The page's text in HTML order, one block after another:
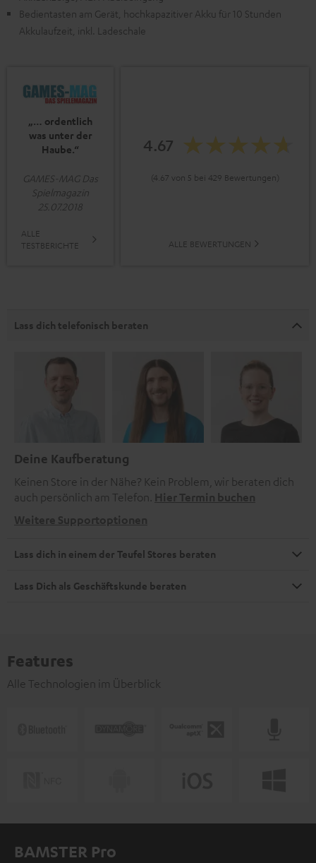
Bedientasten am Gerät, hochkapazitiver Akku für 10 Stunden
Akkulaufzeit, inkl. Ladeschale
„… ordentlich
was unter der
Haube.“
GAMES-MAG Das
Spielmagazin
25.07.2018
ALLE
TESTBERICHTE
4.67
(4.67 von 5 bei 429 Bewertungen)
ALLE BEWERTUNGEN
Lass dich telefonisch beraten
Deine Kaufberatung
Keinen Store in der Nähe? Kein Problem, wir beraten dich
auch persönlich am Telefon. Hier Termin buchen
Weitere Supportoptionen
Lass dich in einem der Teufel Stores beraten
Lass Dich als Geschäftskunde beraten
Features
Alle Technologien im Überblick
BAMSTER Pro